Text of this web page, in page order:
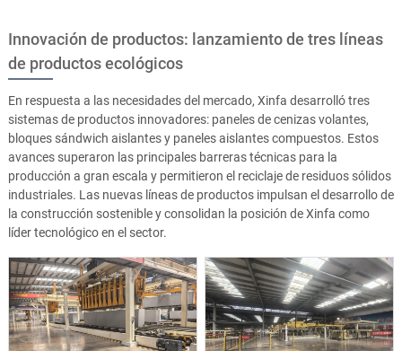
Innovación de productos: lanzamiento de tres líneas
de productos ecológicos
En respuesta a las necesidades del mercado, Xinfa desarrolló tres
sistemas de productos innovadores: paneles de cenizas volantes,
bloques sándwich aislantes y paneles aislantes compuestos. Estos
avances superaron las principales barreras técnicas para la
producción a gran escala y permitieron el reciclaje de residuos sólidos
industriales. Las nuevas líneas de productos impulsan el desarrollo de
la construcción sostenible y consolidan la posición de Xinfa como
líder tecnológico en el sector.